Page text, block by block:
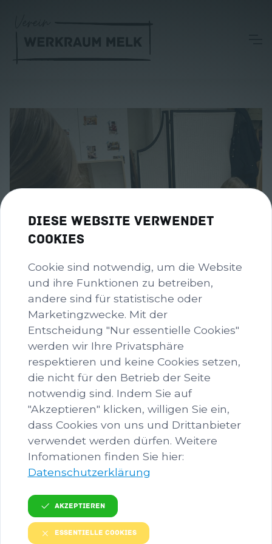
FOTOGRAFIE
Dieser Ordner hat zur Zeit keinen Inhalt.
KONTAKT
Valerie Mayr
E-Mail
Diese Website verwendet
Cookies
Cookie sind notwendig, um die Website
und ihre Funktionen zu betreiben,
andere sind für statistische oder
Marketingzwecke. Mit der
Entscheidung "Nur essentielle Cookies"
werden wir Ihre Privatsphäre
respektieren und keine Cookies setzen,
die nicht für den Betrieb der Seite
notwendig sind. Indem Sie auf
"Akzeptieren" klicken, willigen Sie ein,
dass Cookies von uns und Drittanbieter
verwendet werden dürfen. Weitere
Infomationen finden Sie hier:
Datenschutzerklärung
Akzeptieren
Essentielle Cookies